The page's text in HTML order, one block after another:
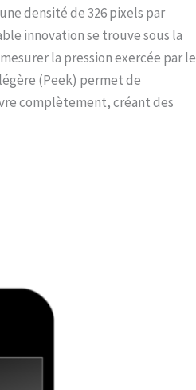
densité de 326 pixels par
innovation se trouve sous la
la pression exercée par le
(Peek) permet de
complètement, créant des